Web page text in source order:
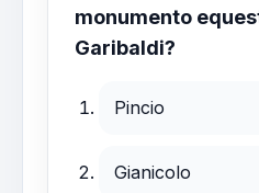
monumento
Garibaldi?
Pincio
Gianicolo